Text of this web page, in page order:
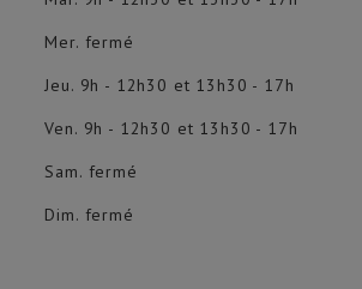
Mer. fermé
Jeu. 9h - 12h30 et 13h30 - 17h
Ven. 9h - 12h30 et 13h30 - 17h
Sam. fermé
Dim. fermé